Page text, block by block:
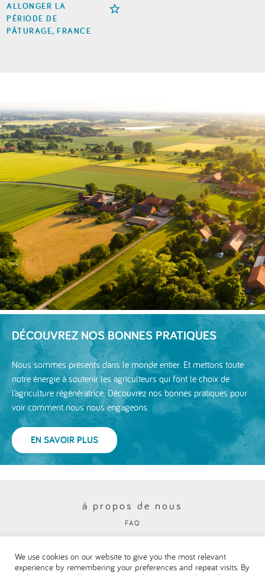
ALLONGER LA
PÉRIODE DE
PÂTURAGE, FRANCE
DÉCOUVREZ NOS BONNES PRATIQUES
Nous sommes présents dans le monde entier. Et mettons toute
notre énergie à soutenir les agriculteurs qui font le choix de
l’agriculture régénératrice. Découvrez nos bonnes pratiques pour
voir comment nous nous engageons.
EN SAVOIR PLUS
à propos de nous
FAQ
Visitez notre site institutionnel Danone
We use cookies on our website to give you the most relevant
experience by remembering your preferences and repeat visits. By